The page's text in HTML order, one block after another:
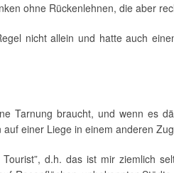
ohne Rückenlehnen, die aber
nicht allein und hatte auch
Tarnung braucht, und wenn es
einer Liege in einem anderen
d.h. das ist mir ziemlich